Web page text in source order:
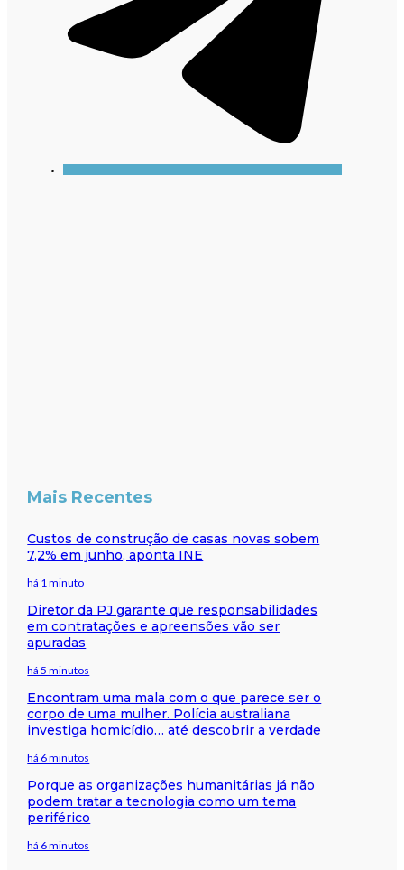
Mais Recentes
Custos de construção de casas novas sobem
7,2% em junho, aponta INE
há 1 minuto
Diretor da PJ garante que responsabilidades
em contratações e apreensões vão ser
apuradas
há 5 minutos
Encontram uma mala com o que parece ser o
corpo de uma mulher. Polícia australiana
investiga homicídio… até descobrir a verdade
há 6 minutos
Porque as organizações humanitárias já não
podem tratar a tecnologia como um tema
periférico
há 6 minutos